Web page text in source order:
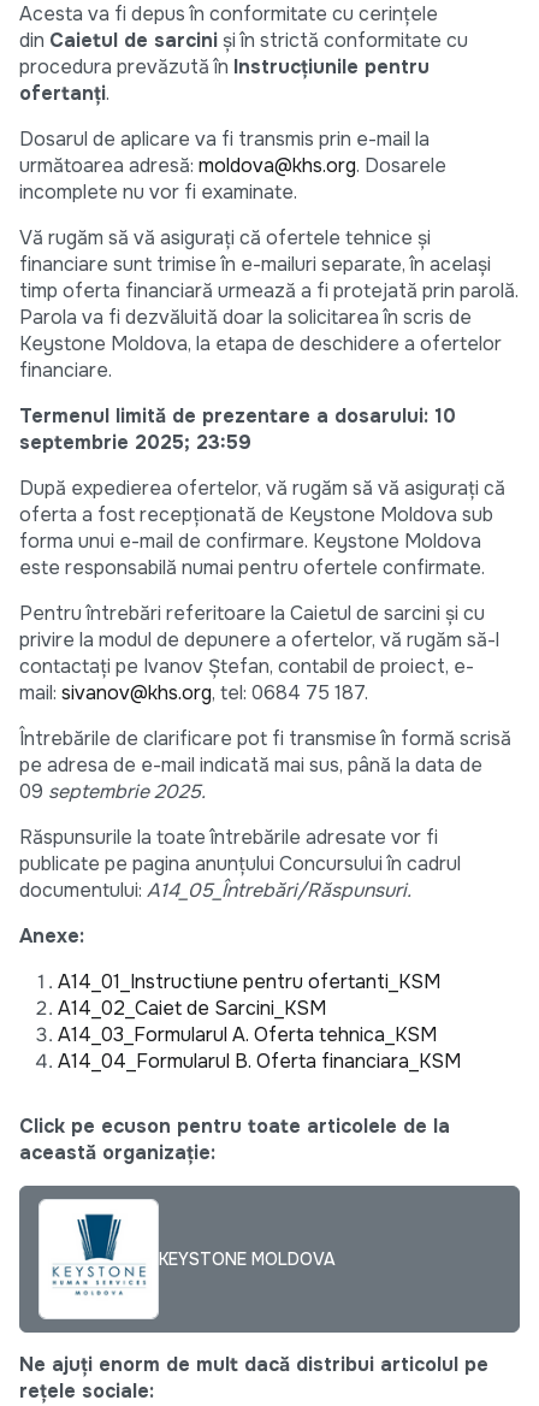
Acesta va fi depus în conformitate cu cerințele
din Caietul de sarcini și în strictă conformitate cu
procedura prevăzută în Instrucțiunile pentru
ofertanți.
Dosarul de aplicare va fi transmis prin e-mail la
următoarea adresă: moldova@khs.org. Dosarele
incomplete nu vor fi examinate.
Vă rugăm să vă asigurați că ofertele tehnice și
financiare sunt trimise în e-mailuri separate, în același
timp oferta financiară urmează a fi protejată prin parolă.
Parola va fi dezvăluită doar la solicitarea în scris de
Keystone Moldova, la etapa de deschidere a ofertelor
financiare.
Termenul limită de prezentare a dosarului: 10
septembrie 2025; 23:59
După expedierea ofertelor, vă rugăm să vă asigurați că
oferta a fost recepționată de Keystone Moldova sub
forma unui e-mail de confirmare. Keystone Moldova
este responsabilă numai pentru ofertele confirmate.
Pentru întrebări referitoare la Caietul de sarcini și cu
privire la modul de depunere a ofertelor, vă rugăm să-l
contactați pe Ivanov Ștefan, contabil de proiect, e-
mail: sivanov@khs.org, tel: 0684 75 187.
Întrebările de clarificare pot fi transmise în formă scrisă
pe adresa de e-mail indicată mai sus, până la data de
09 septembrie 2025.
Răspunsurile la toate întrebările adresate vor fi
publicate pe pagina anunțului Concursului în cadrul
documentului: A14_05_Întrebări/Răspunsuri.
Anexe:
A14_01_Instructiune pentru ofertanti_KSM
A14_02_Caiet de Sarcini_KSM
A14_03_Formularul A. Oferta tehnica_KSM
A14_04_Formularul B. Oferta financiara_KSM
Click pe ecuson pentru toate articolele de la
această organizație:
KEYSTONE MOLDOVA
Ne ajuți enorm de mult dacă distribui articolul pe
rețele sociale: